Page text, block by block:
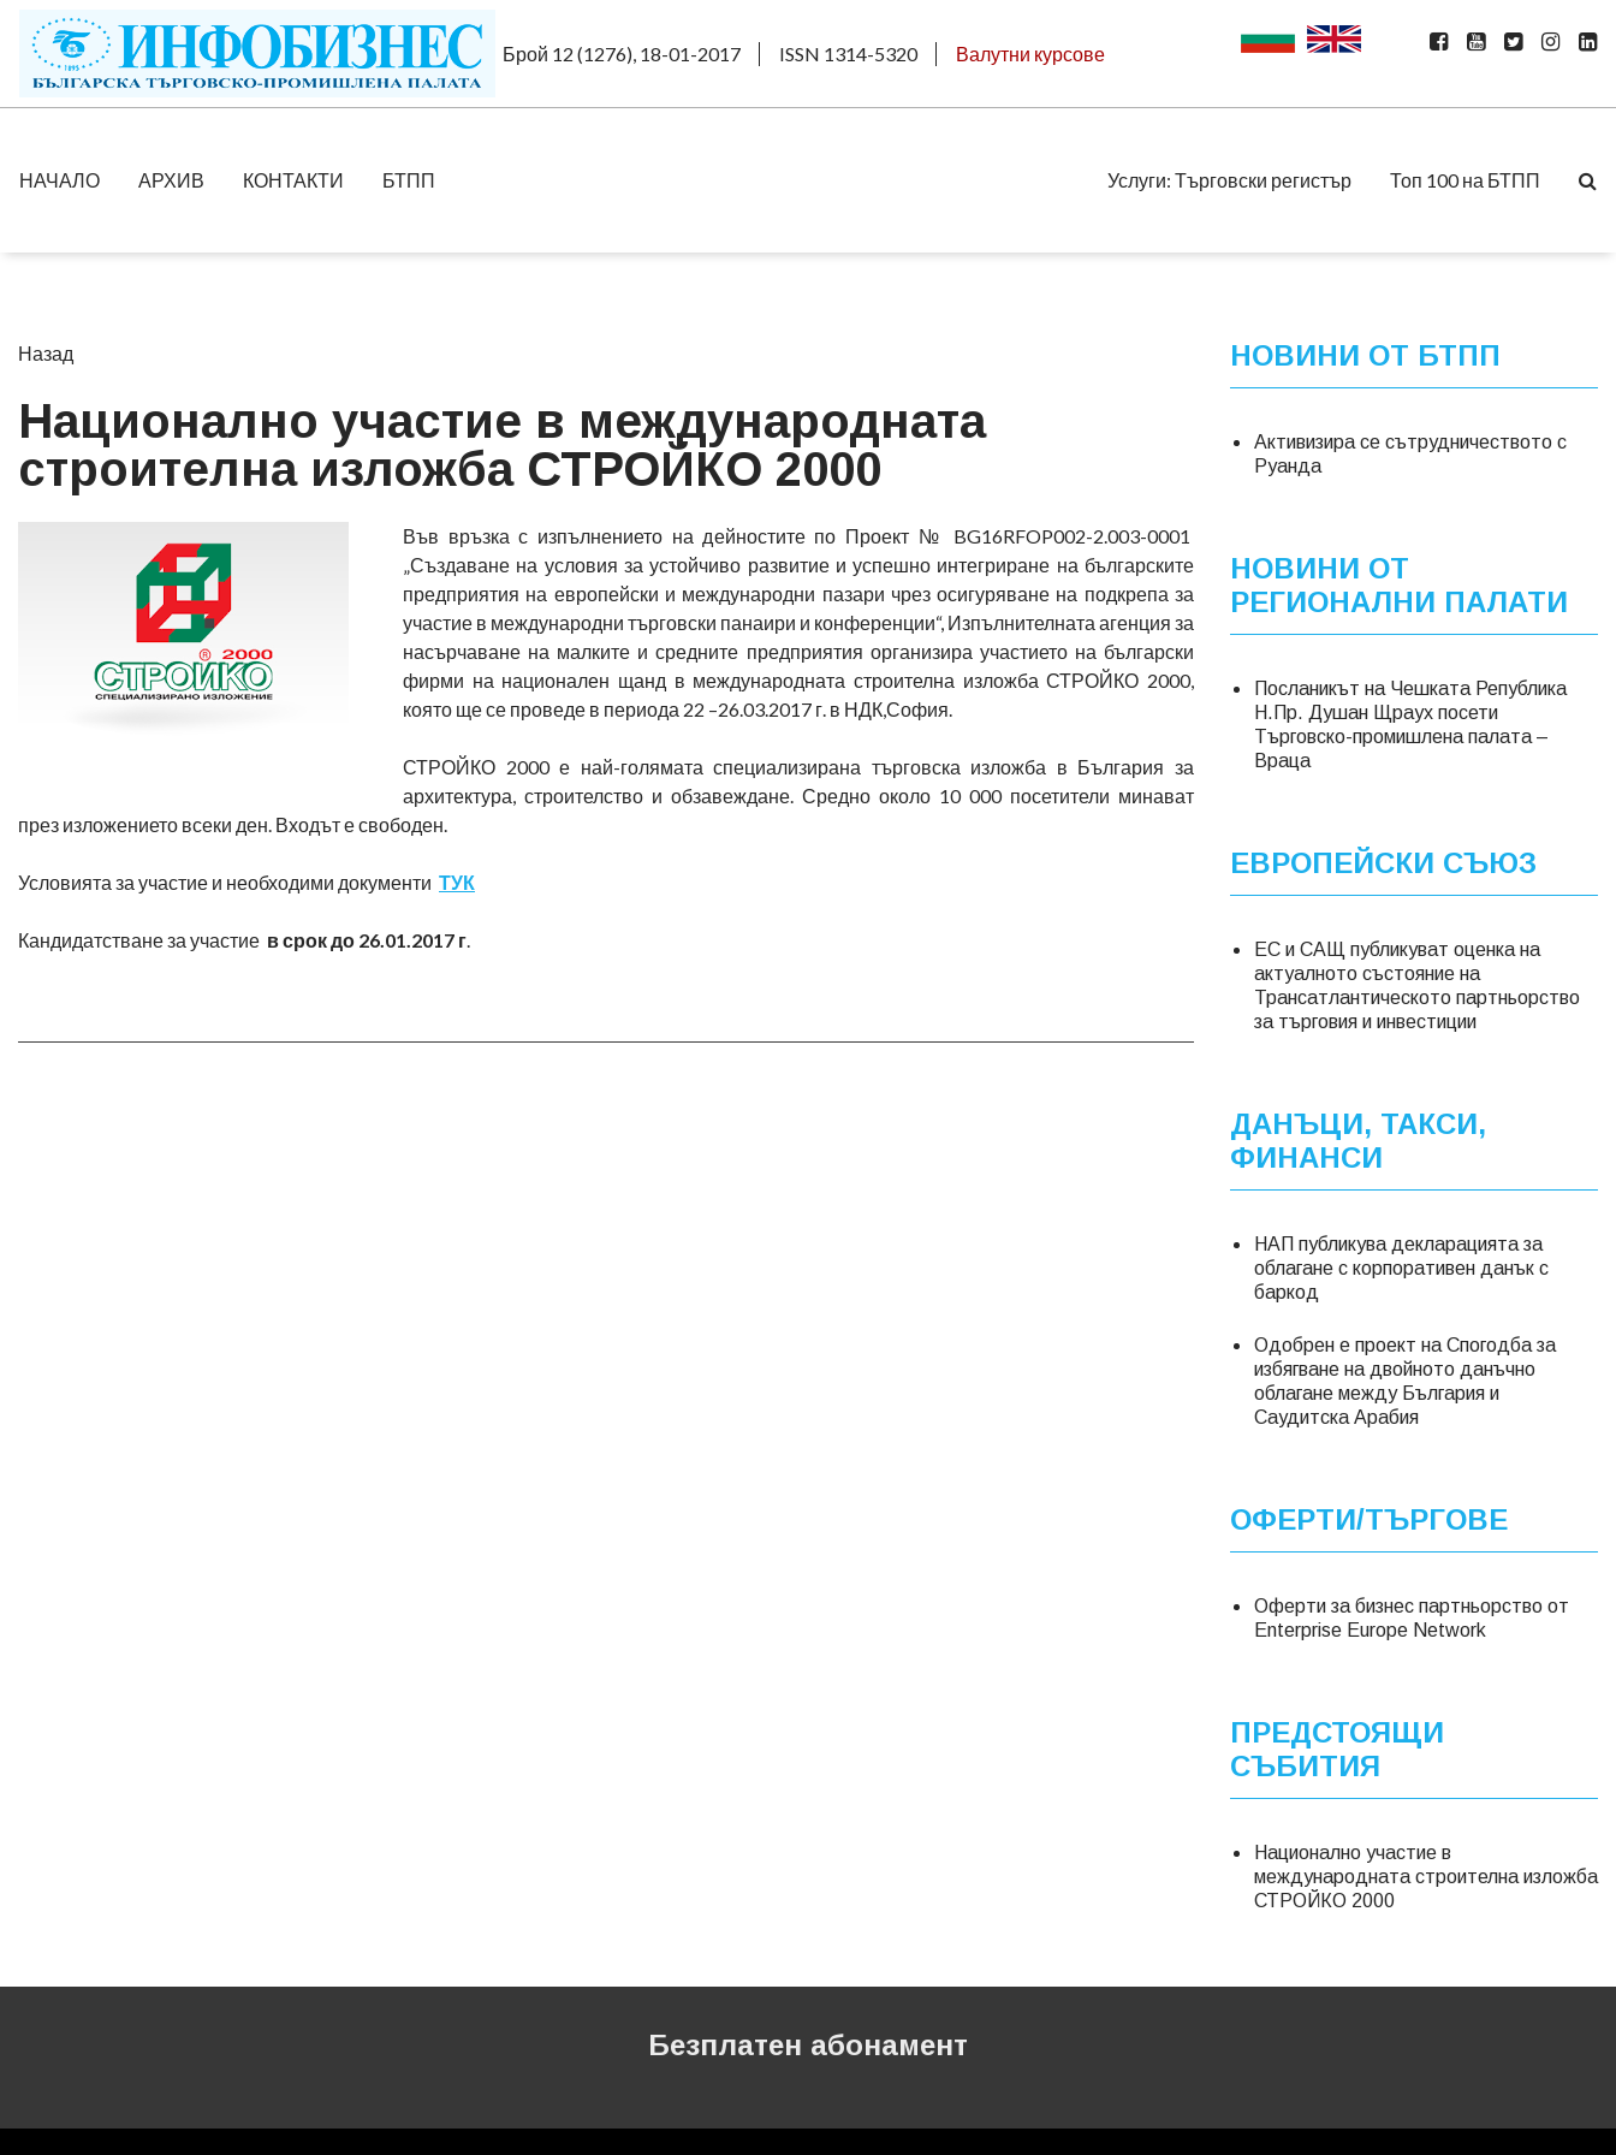
Брой 12 (1276), 18-01-2017 ISSN 1314-5320 Валутни курсове
НАЧАЛО АРХИВ КОНТАКТИ БТПП Услуги: Търговски регистър Топ 100 на БТПП
Назад
Национално участие в международната
строителна изложба СТРОЙКО 2000
Във връзка с изпълнението на дейностите по Проект № BG16RFOP002-2.003-0001
„Създаване на условия за устойчиво развитие и успешно интегриране на българските
предприятия на европейски и международни пазари чрез осигуряване на подкрепа за
участие в международни търговски панаири и конференции“, Изпълнителната агенция за
насърчаване на малките и средните предприятия организира участието на български
фирми на национален щанд в международната строителна изложба СТРОЙКО 2000,
която ще се проведе в периода 22 –26.03.2017 г. в НДК,София.
СТРОЙКО 2000 е най-голямата специализирана търговска изложба в България за
архитектура, строителство и обзавеждане. Средно около 10 000 посетители минават
през изложението всеки ден. Входът е свободен.
Условията за участие и необходими документи ТУК
Кандидатстване за участие в срок до 26.01.2017 г.
НОВИНИ ОТ БТПП
Активизира се сътрудничеството с
Руанда
НОВИНИ ОТ
РЕГИОНАЛНИ ПАЛАТИ
Посланикът на Чешката Република
Н.Пр. Душан Щраух посети
Търговско-промишлена палата –
Враца
ЕВРОПЕЙСКИ СЪЮЗ
ЕС и САЩ публикуват оценка на
актуалното състояние на
Трансатлантическото партньорство
за търговия и инвестиции
ДАНЪЦИ, ТАКСИ,
ФИНАНСИ
НАП публикува декларацията за
облагане с корпоративен данък с
баркод
Одобрен е проект на Спогодба за
избягване на двойното данъчно
облагане между България и
Саудитска Арабия
ОФЕРТИ/ТЪРГОВЕ
Оферти за бизнес партньорство от
Еnterprise Europe Network
ПРЕДСТОЯЩИ
СЪБИТИЯ
Национално участие в
международната строителна изложба
СТРОЙКО 2000
Безплатен абонамент